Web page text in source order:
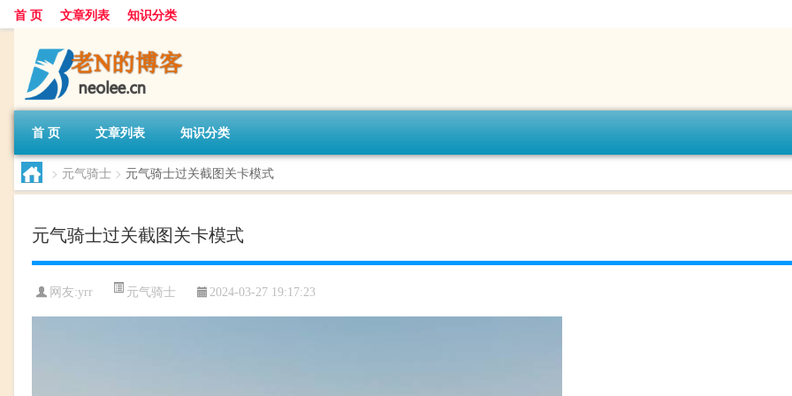
首 页 文章列表 知识分类
首 页 文章列表 知识分类
> 元气骑士 > 元气骑士过关截图关卡模式
元气骑士过关截图关卡模式
网友:yrr 元气骑士 2024-03-27 19:17:23